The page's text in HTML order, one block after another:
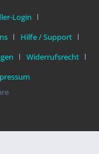
Login
Hilfe / Support
Widerrufsrecht